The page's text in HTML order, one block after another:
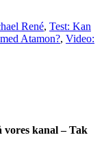
René, Test: Kan
Atamon?, Video:
vores kanal – Tak